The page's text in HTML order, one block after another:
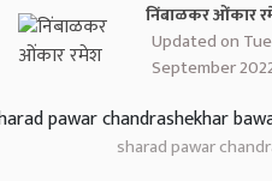
निंबाळकर ओंकार
Updated on
September
sharad pawar